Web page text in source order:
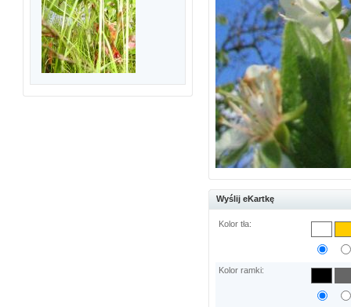
Wyślij eKartkę
Kolor tła:
Kolor ramki: